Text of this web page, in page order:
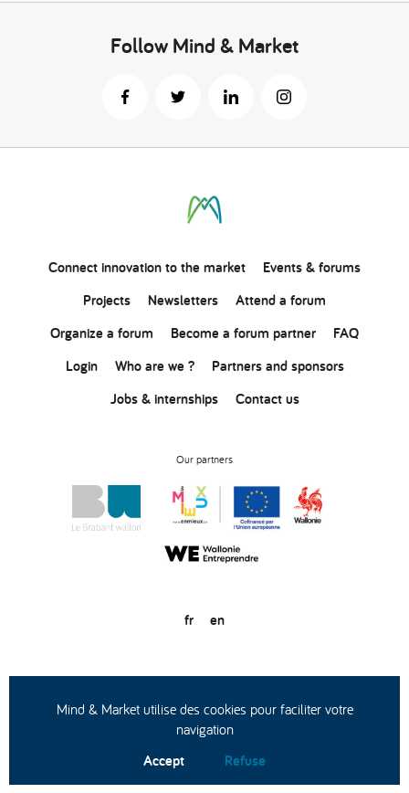
Follow Mind & Market
Connectinnovationto the market
Events & forums
Projects
Newsletters
Attend a forum
Organize a forum
Become a forum partner
FAQ
Login
Who are we ?
Partners and sponsors
Jobs & internships
Contact us
Our partners
fr en
© Copyright 2020
General conditions of use
Privacy statement
Mind & Market utilise des cookies pour faciliter votre
navigation
Accept Refuse